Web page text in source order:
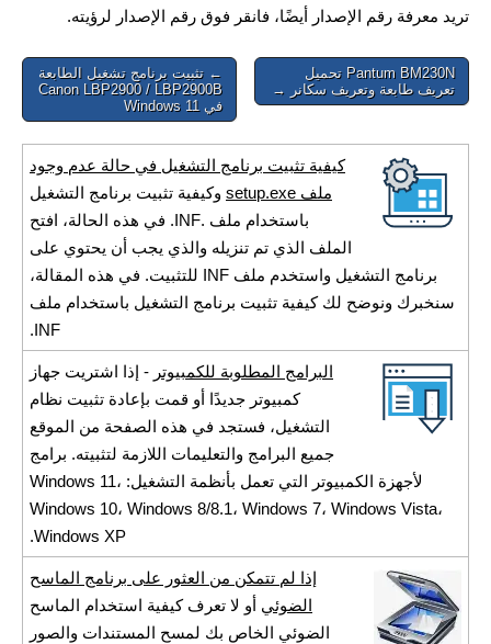
تريد معرفة رقم الإصدار أيضًا، فانقر فوق رقم الإصدار لرؤيته.
Post
navigation
← تثبيت برنامج تشغيل الطابعة
Canon LBP2900 / LBP2900B
في Windows 11
Pantum BM230N تحميل
تعريف طابعة وتعريف سكانر →
كيفية تثبيت برنامج التشغيل في حالة عدم وجود
ملف setup.exe
وكيفية تثبيت برنامج التشغيل
باستخدام ملف .INF. في هذه الحالة، افتح
الملف الذي تم تنزيله والذي يجب أن يحتوي على
برنامج التشغيل واستخدم ملف INF للتثبيت. في هذه المقالة،
سنخبرك ونوضح لك كيفية تثبيت برنامج التشغيل باستخدام ملف
INF.
البرامج المطلوبة للكمبيوتر - إذا اشتريت جهاز
كمبيوتر جديدًا أو قمت بإعادة تثبيت نظام
التشغيل، فستجد في هذه الصفحة من الموقع
جميع البرامج والتعليمات اللازمة لتثبيته. برامج
لأجهزة الكمبيوتر التي تعمل بأنظمة التشغيل: Windows 11،
Windows 10، Windows 8/8.1، Windows 7، Windows Vista،
Windows XP.
إذا لم تتمكن من العثور على برنامج الماسح
الضوئي أو لا تعرف كيفية استخدام الماسح
الضوئي الخاص بك لمسح المستندات والصور